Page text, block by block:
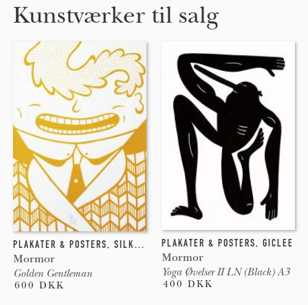
Kunstværker til salg
PLAKATER & POSTERS, SILKETRYK
Mormor
Golden Gentleman
600 DKK
PLAKATER & POSTERS, GICLEE
Mormor
Yoga Øvelser II LN (Black) A3
400 DKK